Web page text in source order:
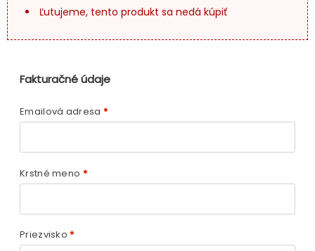
Ľutujeme, tento produkt sa nedá kúpiť
Fakturačné údaje
Emailová adresa *
Krstné meno *
Priezvisko*